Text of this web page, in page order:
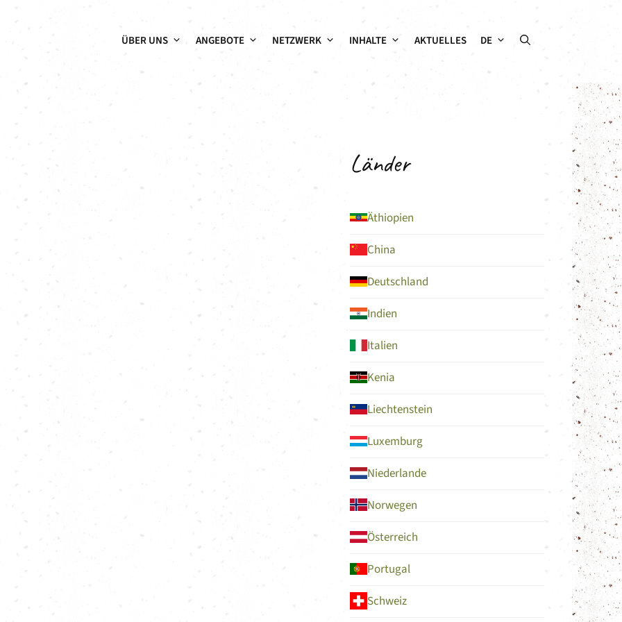
ÜBER UNS ANGEBOTE NETZWERK INHALTE AKTUELLES DE
Länder
Äthiopien
China
Deutschland
Indien
Italien
Kenia
Liechtenstein
Luxemburg
Niederlande
Norwegen
Österreich
Portugal
Schweiz